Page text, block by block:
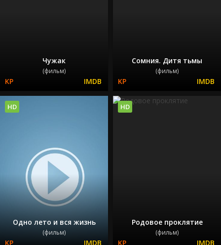
Чужак
(фильм)
Сомния. Дитя тьмы
(фильм)
Одно лето и вся жизнь
(фильм)
HD
Родовое проклятие
(фильм)
HD